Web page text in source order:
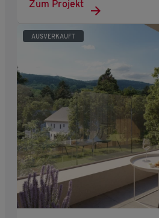
Zum Projekt
AUSVERKAUFT